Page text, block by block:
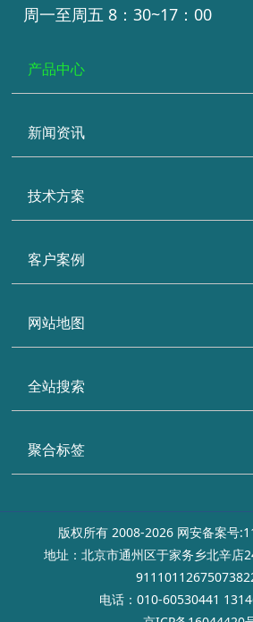
周一至周五 8：30~17：00
产品中心
新闻资讯
技术方案
客户案例
网站地图
全站搜索
聚合标签
版权所有 2008-2026 网安备案号
地址：北京市通州区于家务乡北辛店
电话：010-60530441